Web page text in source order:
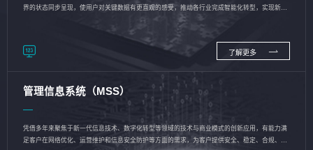
界的状态同步呈现，使用户对关键数据有更直观的感受，推动各行业完成智能化转型，实现新旧
了解更多
管理信息系统（MSS）
凭借多年来聚焦于新一代信息技术、数字化转型等领域的技术与商业模式的创新应用，有能力满
足客户在网络优化、运营维护和信息安全防护等方面的需求，为客户提供安全、稳定、合规、持